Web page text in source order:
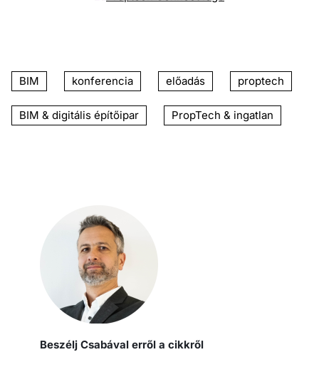
BIM konferencia előadás proptech
BIM & digitális építőipar PropTech & ingatlan
Beszélj Csabával erről a cikkről